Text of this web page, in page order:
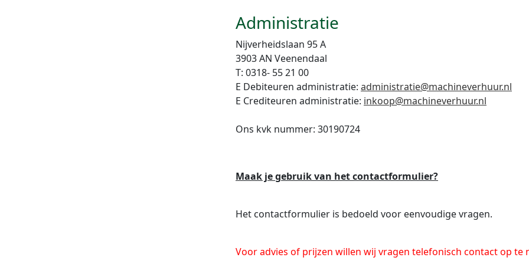
Administratie
Nijverheidslaan 95 A
3903 AN Veenendaal
T: 0318- 55 21 00
E Debiteuren administratie: administratie@machineverhuur.nl
E Crediteuren administratie: inkoop@machineverhuur.nl
Ons kvk nummer: 30190724
Maak je gebruik van het contactformulier?
Het contactformulier is bedoeld voor eenvoudige vragen.
Voor advies of prijzen willen wij vragen telefonisch contact op te